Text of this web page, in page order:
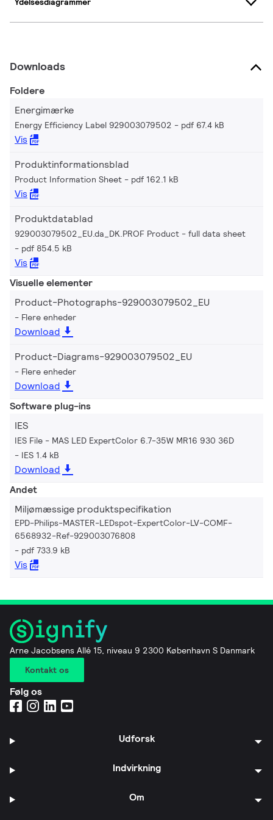
Downloads
Foldere
Energimærke
Energy Efficiency Label 929003079502 pdf 67.4 kB
Vis
Produktinformationsblad
Product Information Sheet pdf 162.1 kB
Vis
Produktdatablad
929003079502_EU.da_DK.PROF Product - full data sheet
pdf 854.5 kB
Vis
Visuelle elementer
Product-Photographs-929003079502_EU
Flere enheder
Download
Product-Diagrams-929003079502_EU
Flere enheder
Download
Software plug-ins
IES
IES File - MAS LED ExpertColor 6.7-35W MR16 930 36D
IES 1.4 kB
Download
Andet
Miljømæssige produktspecifikation
EPD-Philips-MASTER-LEDspot-ExpertColor-LV-COMF-
6568932-Ref-929003076808
pdf 733.9 kB
Vis
Arne Jacobsens Allé 15, niveau 9 2300 København S Danmark
Kontakt os
Følg os
Udforsk
Indvirkning
Om